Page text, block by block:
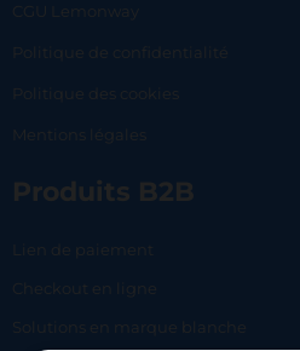
CGU Lemonway
Politique de confidentialité
Politique des cookies
Mentions légales
Produits B2B
Lien de paiement
Checkout en ligne
Solutions en marque blanche